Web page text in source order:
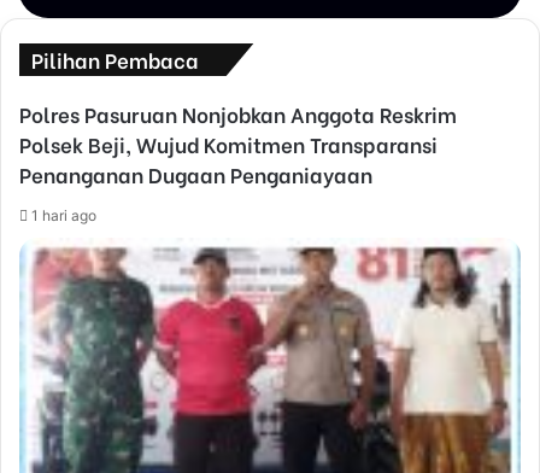
Pilihan Pembaca
Polres Pasuruan Nonjobkan Anggota Reskrim
Polsek Beji, Wujud Komitmen Transparansi
Penanganan Dugaan Penganiayaan
1 hari ago